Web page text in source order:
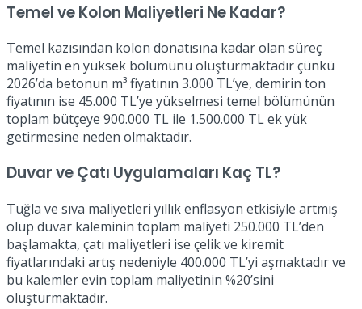
Temel ve Kolon Maliyetleri Ne Kadar?
Temel kazısından kolon donatısına kadar olan süreç
maliyetin en yüksek bölümünü oluşturmaktadır çünkü
2026’da betonun m³ fiyatının 3.000 TL’ye, demirin ton
fiyatının ise 45.000 TL’ye yükselmesi temel bölümünün
toplam bütçeye 900.000 TL ile 1.500.000 TL ek yük
getirmesine neden olmaktadır.
Duvar ve Çatı Uygulamaları Kaç TL?
Tuğla ve sıva maliyetleri yıllık enflasyon etkisiyle artmış
olup duvar kaleminin toplam maliyeti 250.000 TL’den
başlamakta, çatı maliyetleri ise çelik ve kiremit
fiyatlarındaki artış nedeniyle 400.000 TL’yi aşmaktadır ve
bu kalemler evin toplam maliyetinin %20’sini
oluşturmaktadır.